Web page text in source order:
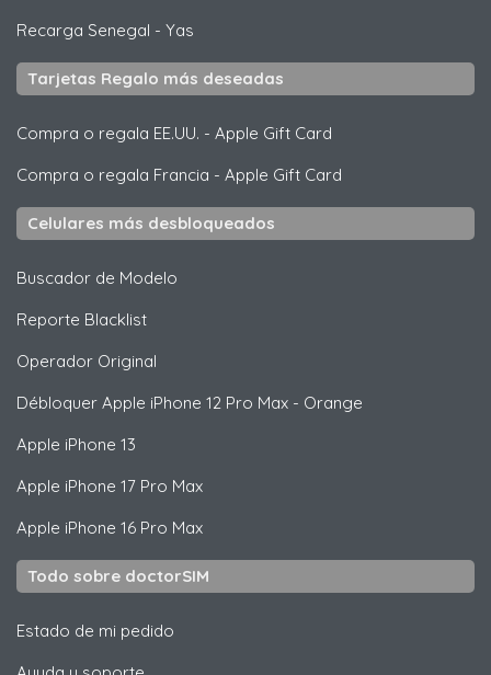
Recarga Senegal - Yas
Tarjetas Regalo más deseadas
Compra o regala EE.UU. - Apple Gift Card
Compra o regala Francia - Apple Gift Card
Celulares más desbloqueados
Buscador de Modelo
Reporte Blacklist
Operador Original
Débloquer Apple iPhone 12 Pro Max - Orange
Apple iPhone 13
Apple iPhone 17 Pro Max
Apple iPhone 16 Pro Max
Todo sobre doctorSIM
Estado de mi pedido